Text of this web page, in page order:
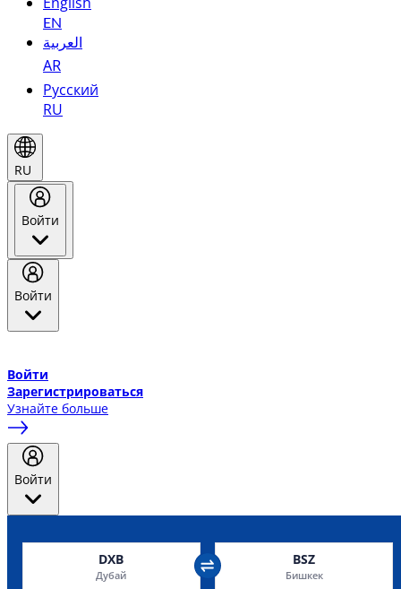
EN
العربية
AR
Русский
RU
RU
Войти
Войти
Войти
Зарегистрироваться
Узнайте больше
Войти
DXB
Дубай
BSZ
Бишкек